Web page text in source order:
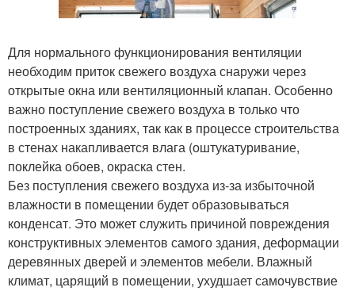
Для нормального функционирования вентиляции
необходим приток свежего воздуха снаружи через
открытые окна или вентиляционный клапан. Особенно
важно поступление свежего воздуха в только что
построенных зданиях, так как в процессе строительства
в стенах накапливается влага (оштукатуривание,
поклейка обоев, окраска стен.
Без поступления свежего воздуха из-за избыточной
влажности в помещении будет образовываться
конденсат. Это может служить причиной повреждения
конструктивных элементов самого здания, деформации
деревянных дверей и элементов мебели. Влажный
климат, царящий в помещении, ухудшает самочувствие